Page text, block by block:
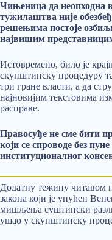
Чињеница да неопходна
тужилаштва није
решењима постоје
највишим
Истовремено, било је
скупштинску процедуру
три гране власти, а да
најновијим текстовима
расправе.
Правосуђе не сме бити
који се спроводе без
институционалног
Додатну тежину читавом
закона који је упућен
мишљења суштински
ушао у скупштинску